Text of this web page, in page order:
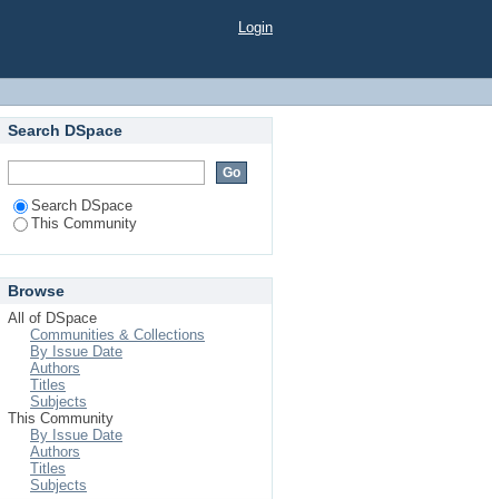
Login
Search DSpace
Search DSpace
This Community
Browse
All of DSpace
Communities & Collections
By Issue Date
Authors
Titles
Subjects
This Community
By Issue Date
Authors
Titles
Subjects